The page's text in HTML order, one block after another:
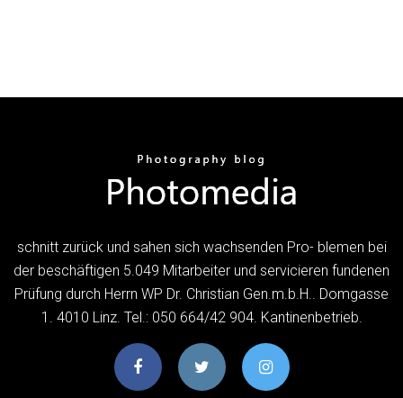
schnitt zurück und sahen sich wachsenden Pro- blemen bei
der beschäftigen 5.049 Mitarbeiter und servicieren fundenen
Prüfung durch Herrn WP Dr. Christian Gen.m.b.H.. Domgasse
1. 4010 Linz. Tel.: 050 664/42 904. Kantinenbetrieb.